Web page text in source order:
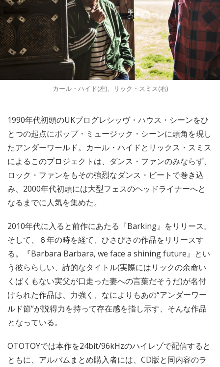
カール・ハイド(左)、リック・スミス(右)
1990年代初頭のUKプログレシッヴ・ハウス・シーンをひ
とつの起点にポップ・ミュージック・シーンに頭角を現し
たアンダーワールド。カール・ハイドとリックス・スミス
によるこのプロジェクトは、ダンス・ファンのみならず、
ロック・ファンをもその強烈なダンス・ビートで巻き込
み、2000年代初頭には大型フェスのヘッドライナーへと
なるまでに人気を集めた。
2010年代に入ると前作にあたる『Barking』をリリース。
そして、６年の時を経て、ひさびさの作品をリリースす
る。『Barbara Barbara, we face a shining future』とい
う彼ららしい、詩的なタイトル(実際にはリックの余命い
くばくもない実父が口走った妻への言葉だそうだ)が名付
けられた作品は、力強く、なによりもあの“アンダーワー
ルド節”が説得力を持って存在感を指し示す、そんな作品
となっている。
OTOTOYでは本作を24bit/96kHzのハイレゾで配信すると
ともに、アルバムまとめ購入者には、CD版と同内容のラ